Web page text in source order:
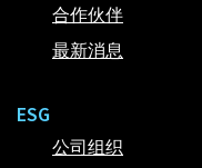
合作伙伴
最新消息
ESG
公司组织